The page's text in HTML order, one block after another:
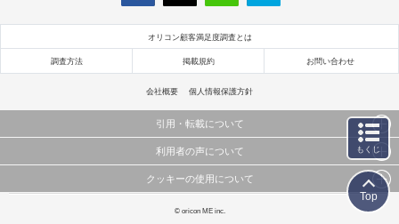
オリコン顧客満足度調査とは
調査方法 掲載規約 お問い合わせ
会社概要 個人情報保護方針
引用・転載について
当サイトで公開されている情報（文字、写真、イラスト、画像データ等）及びこれらの配置・
これらの情報を権利者の許可なく無断転載・複製などの二次利用を行うことは固く禁じており
利用者の声について
当サイトに掲載している内容はすべてサービスの利用者が提出された見解・感想です。
弊社の見解・ 意見ではないことをご理解いただいた上でご覧ください。
クッキーの使用について
このサイトでは Cookie を使用して、ユーザーに合わせたコンテンツや広告の表示、ソーシャル
© oricon ME inc.
もくじ
Top